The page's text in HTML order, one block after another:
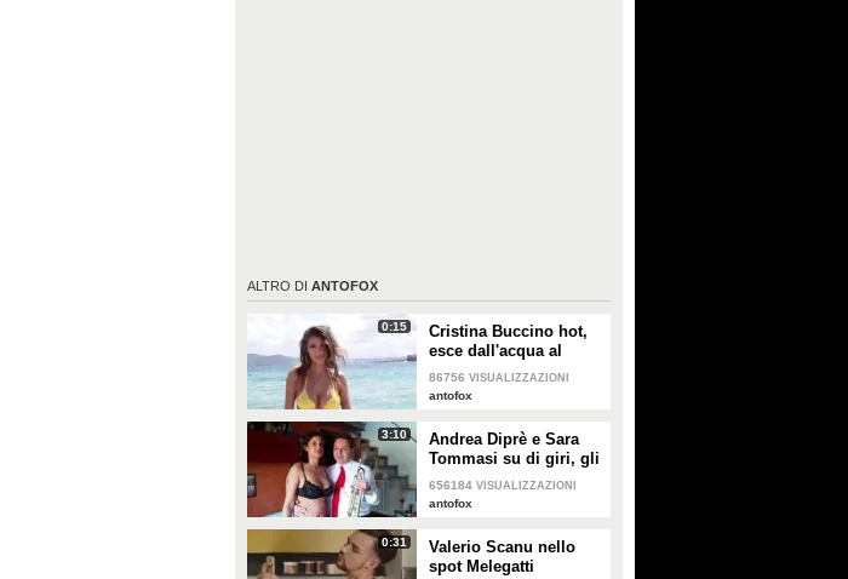
ALTRO DI ANTOFOX
0:15
Cristina Buccino hot,
esce dall'acqua al
rallentatore
86756 VISUALIZZAZIONI
antofox
3:10
Andrea Diprè e Sara
Tommasi su di giri, gli
occhi di lei sono
spiritati mentre poggia
pantaloni di lui
656184 VISUALIZZAZIONI
antofox
0:31
Valerio Scanu nello
spot Melegatti